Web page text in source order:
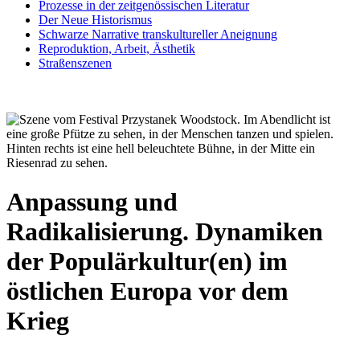
Prozesse in der zeitgenössischen Literatur
Der Neue Historismus
Schwarze Narrative transkultureller Aneignung
Reproduktion, Arbeit, Ästhetik
Straßenszenen
Anpassung und
Radikalisierung. Dynamiken
der Populärkultur(en) im
östlichen Europa vor dem
Krieg